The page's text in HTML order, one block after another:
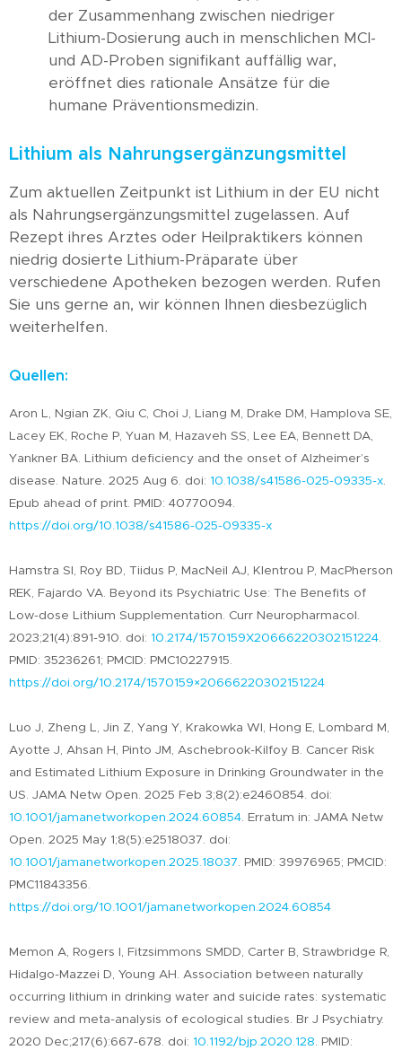
der Zusammenhang zwischen niedriger
Lithium-Dosierung auch in menschlichen MCI-
und AD-Proben signifikant auffällig war,
eröffnet dies rationale Ansätze für die
humane Präventionsmedizin.
Lithium als Nahrungsergänzungsmittel
Zum aktuellen Zeitpunkt ist Lithium in der EU nicht
als Nahrungsergänzungsmittel zugelassen. Auf
Rezept ihres Arztes oder Heilpraktikers können
niedrig dosierte Lithium-Präparate über
verschiedene Apotheken bezogen werden. Rufen
Sie uns gerne an, wir können Ihnen diesbezüglich
weiterhelfen.
Quellen:
Aron L, Ngian ZK, Qiu C, Choi J, Liang M, Drake DM, Hamplova SE,
Lacey EK, Roche P, Yuan M, Hazaveh SS, Lee EA, Bennett DA,
Yankner BA. Lithium deficiency and the onset of Alzheimer’s
disease. Nature. 2025 Aug 6. doi: 10.1038/s41586-025-09335-x.
Epub ahead of print. PMID: 40770094.
https://doi.org/10.1038/s41586-025-09335-x
Hamstra SI, Roy BD, Tiidus P, MacNeil AJ, Klentrou P, MacPherson
REK, Fajardo VA. Beyond its Psychiatric Use: The Benefits of
Low-dose Lithium Supplementation. Curr Neuropharmacol.
2023;21(4):891-910. doi: 10.2174/1570159X20666220302151224.
PMID: 35236261; PMCID: PMC10227915.
https://doi.org/10.2174/1570159×20666220302151224
Luo J, Zheng L, Jin Z, Yang Y, Krakowka WI, Hong E, Lombard M,
Ayotte J, Ahsan H, Pinto JM, Aschebrook-Kilfoy B. Cancer Risk
and Estimated Lithium Exposure in Drinking Groundwater in the
US. JAMA Netw Open. 2025 Feb 3;8(2):e2460854. doi:
10.1001/jamanetworkopen.2024.60854. Erratum in: JAMA Netw
Open. 2025 May 1;8(5):e2518037. doi:
10.1001/jamanetworkopen.2025.18037. PMID: 39976965; PMCID:
PMC11843356.
https://doi.org/10.1001/jamanetworkopen.2024.60854
Memon A, Rogers I, Fitzsimmons SMDD, Carter B, Strawbridge R,
Hidalgo-Mazzei D, Young AH. Association between naturally
occurring lithium in drinking water and suicide rates: systematic
review and meta-analysis of ecological studies. Br J Psychiatry.
2020 Dec;217(6):667-678. doi: 10.1192/bjp.2020.128. PMID: